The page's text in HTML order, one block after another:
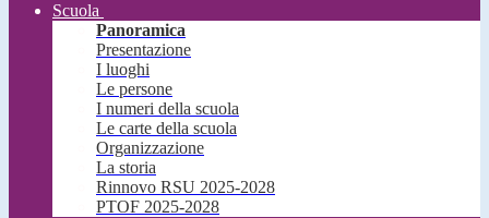
Scuola
Panoramica
Presentazione
I luoghi
Le persone
I numeri della scuola
Le carte della scuola
Organizzazione
La storia
Rinnovo RSU 2025-2028
PTOF 2025-2028